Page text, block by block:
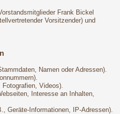
Frank Bickel
Vorsitzender) und
Namen oder Adressen).
Videos).
Interesse an Inhalten,
Geräte-Informationen, IP-Adressen).